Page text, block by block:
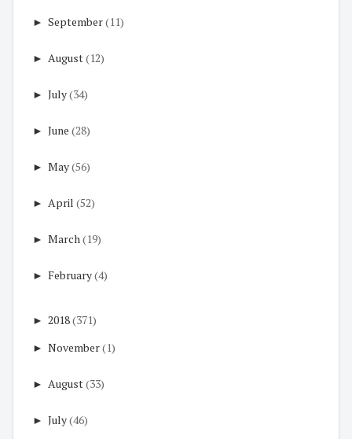
► September(11)
► August(12)
► July(34)
► June (28)
► May(56)
► April (52)
► March(19)
► February(4)
► 2018(371)
► November(1)
► August(33)
► July(46)